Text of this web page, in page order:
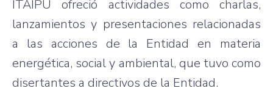
ITAIPU ofreció actividades como charlas,
lanzamientos y presentaciones relacionadas
a las acciones de la Entidad en materia
energética, social y ambiental, que tuvo como
disertantes a directivos de la Entidad.